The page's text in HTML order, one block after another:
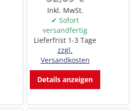
Inkl. MwSt.
✔ Sofort
versandfertig
Lieferfrist 1-3 Tage
zzgl.
Versandkosten
Details anzeigen